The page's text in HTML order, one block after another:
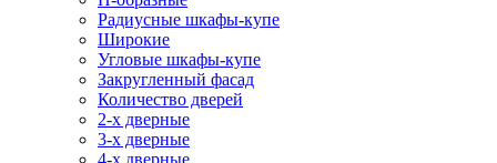
Радиусные шкафы-купе
Широкие
Угловые шкафы-купе
Закругленный фасад
Количество дверей
2-х дверные
3-х дверные
4-х дверные